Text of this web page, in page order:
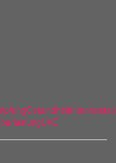
Gesundheit
UKE